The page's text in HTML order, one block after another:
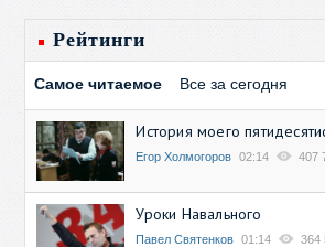
Рейтинги
Самое читаемое Все за сегодня
История моего
Егор Холмогоров 02:14 407
Уроки Навального
Павел Святенков 01:14 364